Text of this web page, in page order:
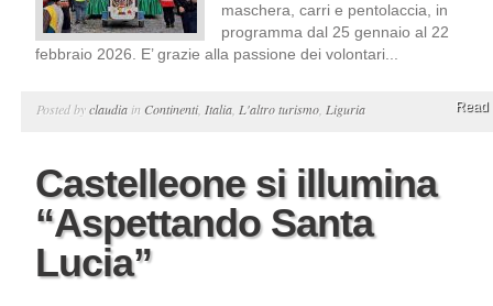
maschera, carri e pentolaccia, in
programma dal 25 gennaio al 22
febbraio 2026. E’ grazie alla passione dei volontari...
Posted byclaudia in Continenti, Italia L'altro turismo Liguria Read
Castelleone si illumina
“Aspettando Santa
Lucia”